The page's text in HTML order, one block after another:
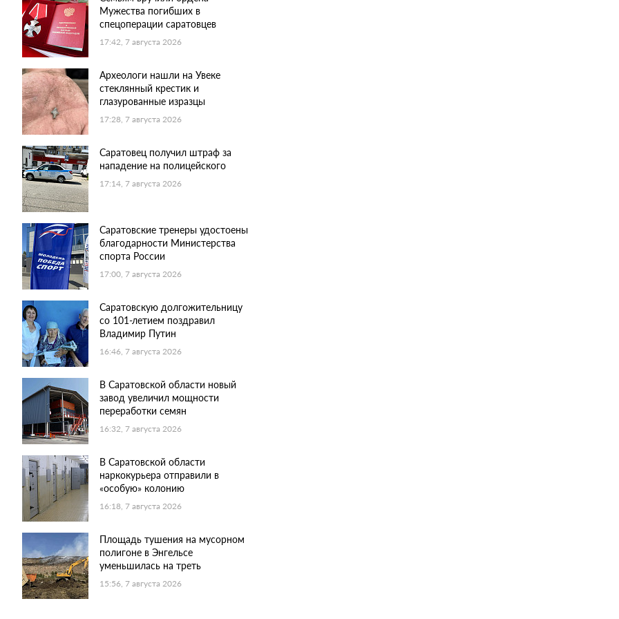
Мужества погибших в
спецоперации саратовцев
17:42, 7 августа 2026
Археологи нашли на Увеке
стеклянный крестик и
глазурованные изразцы
17:28, 7 августа 2026
Саратовец получил штраф за
нападение на полицейского
17:14, 7 августа 2026
Саратовские тренеры удостоены
благодарности Министерства
спорта России
17:00, 7 августа 2026
Саратовскую долгожительницу
со 101-летием поздравил
Владимир Путин
16:46, 7 августа 2026
В Саратовской области новый
завод увеличил мощности
переработки семян
16:32, 7 августа 2026
В Саратовской области
наркокурьера отправили в
«особую» колонию
16:18, 7 августа 2026
Площадь тушения на мусорном
полигоне в Энгельсе
уменьшилась на треть
15:56, 7 августа 2026